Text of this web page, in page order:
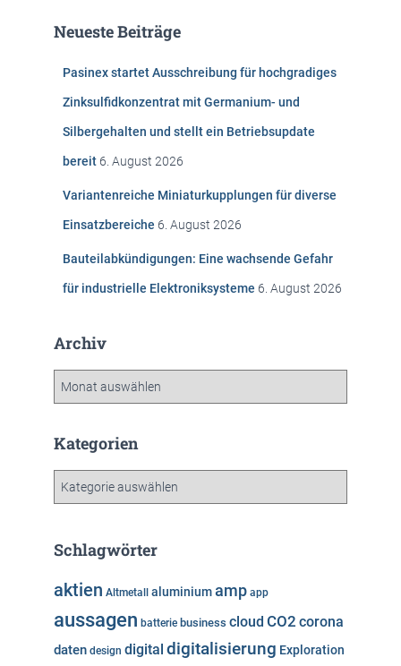
n
Neueste Beiträge
Pasinex startet Ausschreibung für hochgradiges
Zinksulfidkonzentrat mit Germanium- und
Silbergehalten und stellt ein Betriebsupdate
bereit 6. August 2026
Variantenreiche Miniaturkupplungen für diverse
Einsatzbereiche 6. August 2026
Bauteilabkündigungen: Eine wachsende Gefahr
für industrielle Elektroniksysteme 6. August 2026
Archiv
h
Kategorien
g
r
i
n
Schlagwörter
aktien Altmetall aluminiumamp app
aussagen batterie business cloud CO2 corona
daten design digital digitalisierung Exploration